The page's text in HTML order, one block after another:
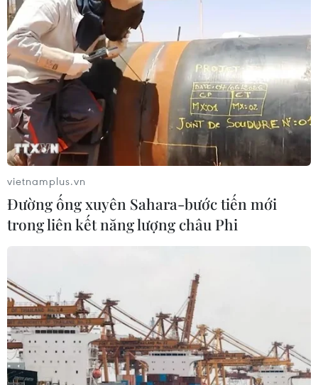
vietnamplus.vn
Đường ống xuyên Sahara-bước tiến mới
trong liên kết năng lượng châu Phi